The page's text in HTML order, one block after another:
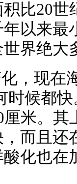
比20世
以来最
界绝大
，现在
时候都
米。其
而且还
化也在